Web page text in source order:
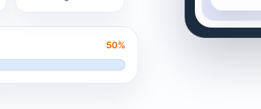
50%